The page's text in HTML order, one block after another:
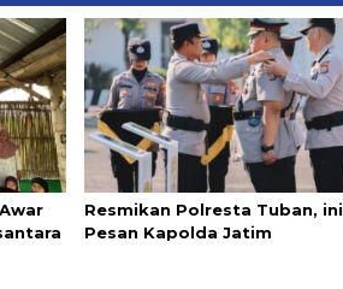
Resmikan Polresta Tuban, ini
Pesan Kapolda Jatim